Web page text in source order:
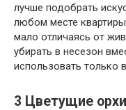
лучше подобрать
любом месте
мало отличаясь от
убирать в несезон
использовать только
3 Цветущие